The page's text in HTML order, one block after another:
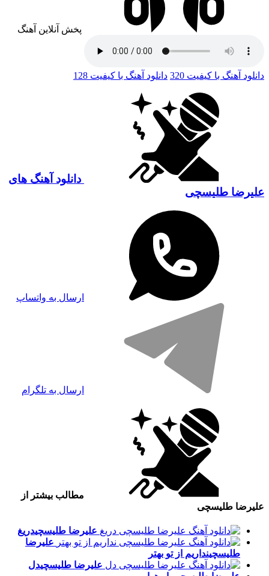
پخش آنلاین آهنگ
دانلود آهنگ با کیفیت 320 دانلود آهنگ با کیفیت 128
دانلود آهنگ های
علیرضا طلیسچی
ارسال به واتساپ
ارسال به تلگرام
مطالب بیشتر از
علیرضا طلیسچی
علیرضا طلیسچیدریغ
علیرضا
طلیسچینداریم از تو بهتر
علیرضا طلیسچیدل